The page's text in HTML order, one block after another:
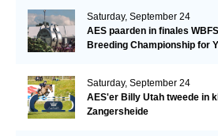
Saturday, September 24
AES paarden in finales
Breeding Championship for
Saturday, September 24
AES'er Billy Utah tweede in
Zangersheide